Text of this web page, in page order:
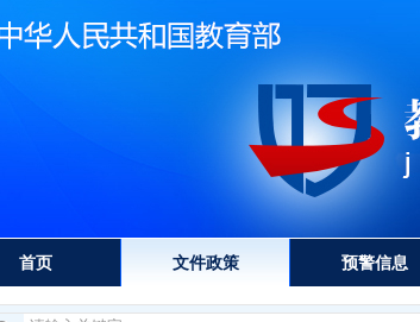
首页 文件政策 预警信息